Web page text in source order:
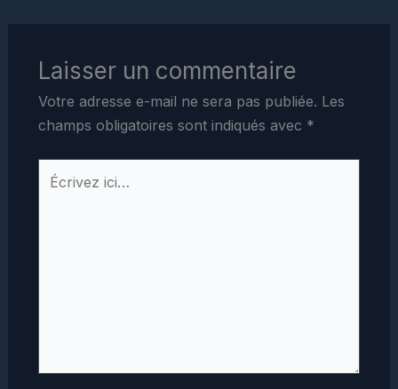
Laisser un commentaire
Votre adresse e-mail ne sera pas publiée. Les
champs obligatoires sont indiqués avec *
Écrivez